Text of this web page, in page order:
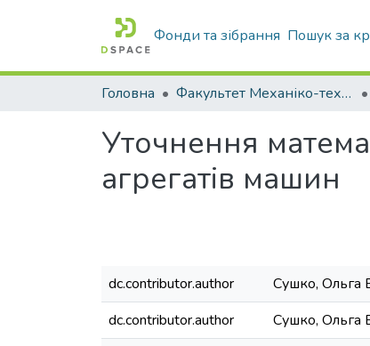
Фонди та зібрання Пошук за
Головна Факультет Механіко-технологічний
Уточнення
агрегатів машин
dc.contributor.author
Сушко, Ольга
dc.contributor.author
Сушко, Ольга